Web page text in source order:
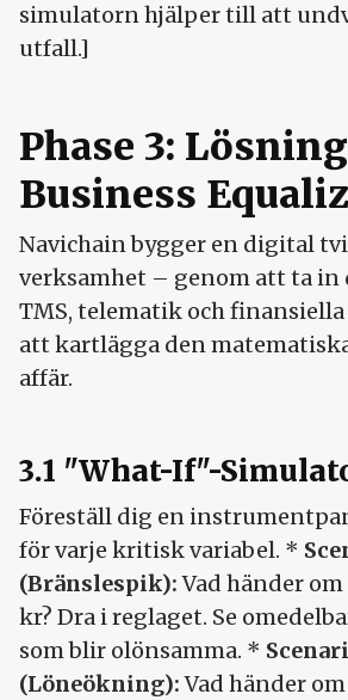
simulatorn hjälper till att
utfall.]
Phase 3:
Business
Navichain bygger en digital
verksamhet – genom att ta
TMS, telematik och
att kartlägga den
affär.
3.1 "What-If"-
Föreställ dig en
för varje kritisk variabel. *
(Bränslespik):Vad händer
kr? Dra i reglaget. Se
som blir olönsamma. *
(Löneökning):Vad händer